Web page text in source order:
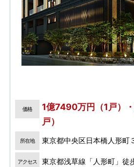
価格
1億7490万円（1戸）
戸）
所在地 東京都中央区日本橋人形町
アクセス 東京都浅草線「人形町」徒